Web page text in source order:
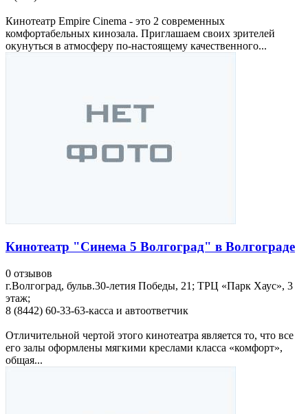
Кинотеатр Empire Cinema - это 2 современных
комфортабельных кинозала. Приглашаем своих зрителей
окунуться в атмосферу по-настоящему качественного...
Кинотеатр "Синема 5 Волгоград" в Волгограде
0 отзывов
г.Волгоград, бульв.30-летия Победы, 21; ТРЦ «Парк Хаус», 3
этаж;
8 (8442) 60-33-63-касса и автоответчик
Отличительной чертой этого кинотеатра является то, что все
его залы оформлены мягкими креслами класса «комфорт»,
общая...